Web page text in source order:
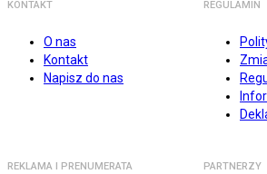
KONTAKT
O nas
Kontakt
Napisz do nas
REGULAMIN
REKLAMA I PRENUMERATA PARTNERZY